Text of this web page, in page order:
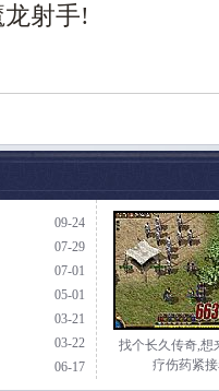
射手!
09-24
07-29
07-01
05-01
03-21
03-22
06-17
找个长久传奇,想
疗伤药紧